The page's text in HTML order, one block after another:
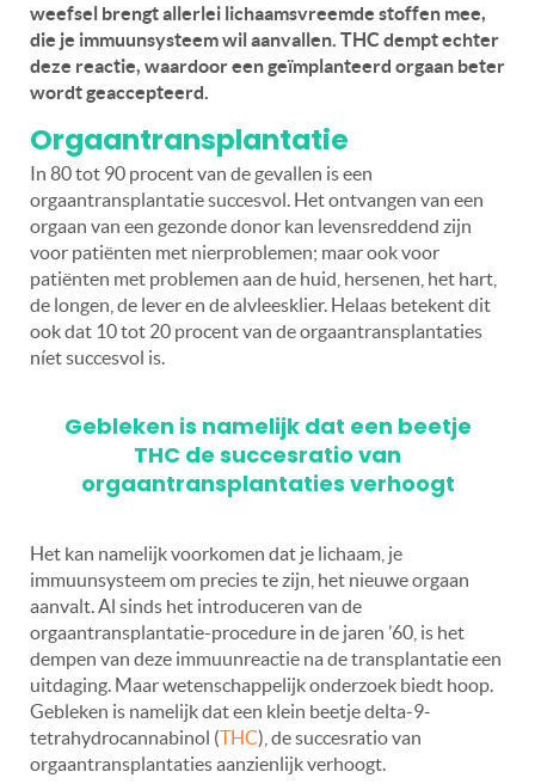
weefsel brengt allerlei lichaamsvreemde stoffen mee,
die je immuunsysteem wil aanvallen. THC dempt echter
deze reactie, waardoor een geïmplanteerd orgaan beter
wordt geaccepteerd.
Orgaantransplantatie
In 80 tot 90 procent van de gevallen is een
orgaantransplantatie succesvol. Het ontvangen van een
orgaan van een gezonde donor kan levensreddend zijn
voor patiënten met nierproblemen; maar ook voor
patiënten met problemen aan de huid, hersenen, het hart,
de longen, de lever en de alvleesklier. Helaas betekent dit
ook dat 10 tot 20 procent van de orgaantransplantaties
níet succesvol is.
Gebleken is namelijk dat een beetje
THC de succesratio van
orgaantransplantaties verhoogt
Het kan namelijk voorkomen dat je lichaam, je
immuunsysteem om precies te zijn, het nieuwe orgaan
aanvalt. Al sinds het introduceren van de
orgaantransplantatie-procedure in de jaren ’60, is het
dempen van deze immuunreactie na de transplantatie een
uitdaging. Maar wetenschappelijk onderzoek biedt hoop.
Gebleken is namelijk dat een klein beetje delta-9-
tetrahydrocannabinol (THC), de succesratio van
orgaantransplantaties aanzienlijk verhoogt.